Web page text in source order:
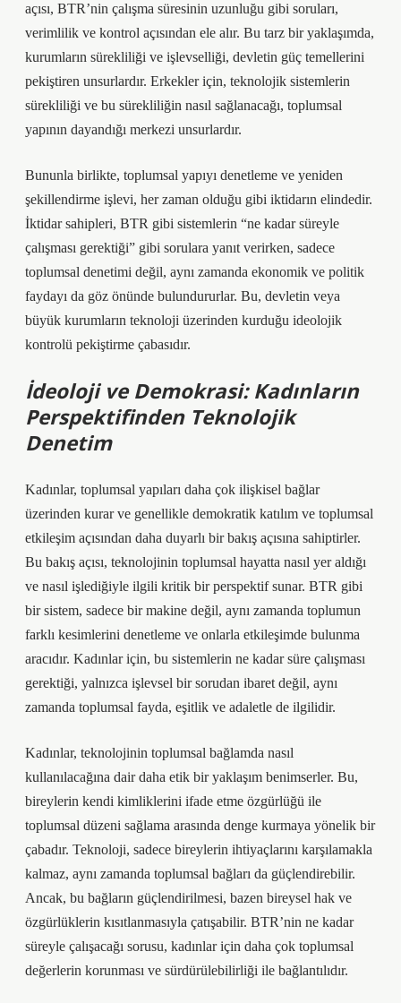
açısı, BTR’nin çalışma süresinin uzunluğu gibi soruları,
verimlilik ve kontrol açısından ele alır. Bu tarz bir yaklaşımda,
kurumların sürekliliği ve işlevselliği, devletin güç temellerini
pekiştiren unsurlardır. Erkekler için, teknolojik sistemlerin
sürekliliği ve bu sürekliliğin nasıl sağlanacağı, toplumsal
yapının dayandığı merkezi unsurlardır.
Bununla birlikte, toplumsal yapıyı denetleme ve yeniden
şekillendirme işlevi, her zaman olduğu gibi iktidarın elindedir.
İktidar sahipleri, BTR gibi sistemlerin “ne kadar süreyle
çalışması gerektiği” gibi sorulara yanıt verirken, sadece
toplumsal denetimi değil, aynı zamanda ekonomik ve politik
faydayı da göz önünde bulundururlar. Bu, devletin veya
büyük kurumların teknoloji üzerinden kurduğu ideolojik
kontrolü pekiştirme çabasıdır.
İdeoloji ve Demokrasi: Kadınların
Perspektifinden Teknolojik
Denetim
Kadınlar, toplumsal yapıları daha çok ilişkisel bağlar
üzerinden kurar ve genellikle demokratik katılım ve toplumsal
etkileşim açısından daha duyarlı bir bakış açısına sahiptirler.
Bu bakış açısı, teknolojinin toplumsal hayatta nasıl yer aldığı
ve nasıl işlediğiyle ilgili kritik bir perspektif sunar. BTR gibi
bir sistem, sadece bir makine değil, aynı zamanda toplumun
farklı kesimlerini denetleme ve onlarla etkileşimde bulunma
aracıdır. Kadınlar için, bu sistemlerin ne kadar süre çalışması
gerektiği, yalnızca işlevsel bir sorudan ibaret değil, aynı
zamanda toplumsal fayda, eşitlik ve adaletle de ilgilidir.
Kadınlar, teknolojinin toplumsal bağlamda nasıl
kullanılacağına dair daha etik bir yaklaşım benimserler. Bu,
bireylerin kendi kimliklerini ifade etme özgürlüğü ile
toplumsal düzeni sağlama arasında denge kurmaya yönelik bir
çabadır. Teknoloji, sadece bireylerin ihtiyaçlarını karşılamakla
kalmaz, aynı zamanda toplumsal bağları da güçlendirebilir.
Ancak, bu bağların güçlendirilmesi, bazen bireysel hak ve
özgürlüklerin kısıtlanmasıyla çatışabilir. BTR’nin ne kadar
süreyle çalışacağı sorusu, kadınlar için daha çok toplumsal
değerlerin korunması ve sürdürülebilirliği ile bağlantılıdır.